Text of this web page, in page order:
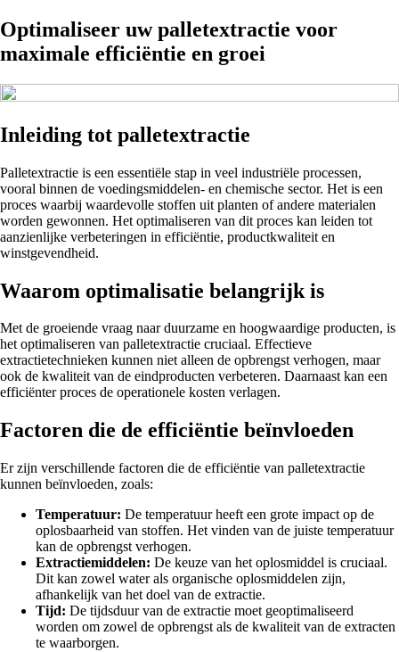
Optimaliseer uw palletextractie voor
maximale efficiëntie en groei
Inleiding tot palletextractie
Palletextractie is een essentiële stap in veel industriële processen,
vooral binnen de voedingsmiddelen- en chemische sector. Het is een
proces waarbij waardevolle stoffen uit planten of andere materialen
worden gewonnen. Het optimaliseren van dit proces kan leiden tot
aanzienlijke verbeteringen in efficiëntie, productkwaliteit en
winstgevendheid.
Waarom optimalisatie belangrijk is
Met de groeiende vraag naar duurzame en hoogwaardige producten, is
het optimaliseren van palletextractie cruciaal. Effectieve
extractietechnieken kunnen niet alleen de opbrengst verhogen, maar
ook de kwaliteit van de eindproducten verbeteren. Daarnaast kan een
efficiënter proces de operationele kosten verlagen.
Factoren die de efficiëntie beïnvloeden
Er zijn verschillende factoren die de efficiëntie van palletextractie
kunnen beïnvloeden, zoals:
Temperatuur: De temperatuur heeft een grote impact op de
oplosbaarheid van stoffen. Het vinden van de juiste temperatuur
kan de opbrengst verhogen.
Extractiemiddelen: De keuze van het oplosmiddel is cruciaal.
Dit kan zowel water als organische oplosmiddelen zijn,
afhankelijk van het doel van de extractie.
Tijd: De tijdsduur van de extractie moet geoptimaliseerd
worden om zowel de opbrengst als de kwaliteit van de extracten
te waarborgen.